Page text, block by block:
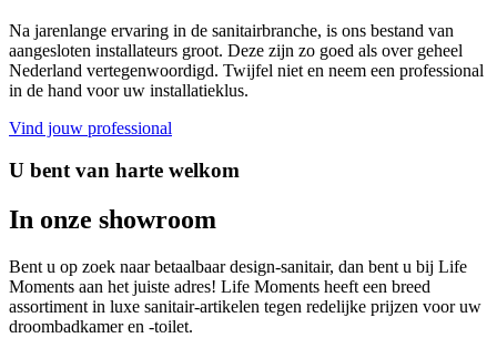
Na jarenlange ervaring in de sanitairbranche, is ons bestand van
aangesloten installateurs groot. Deze zijn zo goed als over geheel
Nederland vertegenwoordigd. Twijfel niet en neem een professional
in de hand voor uw installatieklus.
Vind jouw professional
U bent van harte welkom
In onze showroom
Bent u op zoek naar betaalbaar design-sanitair, dan bent u bij Life
Moments aan het juiste adres! Life Moments heeft een breed
assortiment in luxe sanitair-artikelen tegen redelijke prijzen voor uw
droombadkamer en -toilet.